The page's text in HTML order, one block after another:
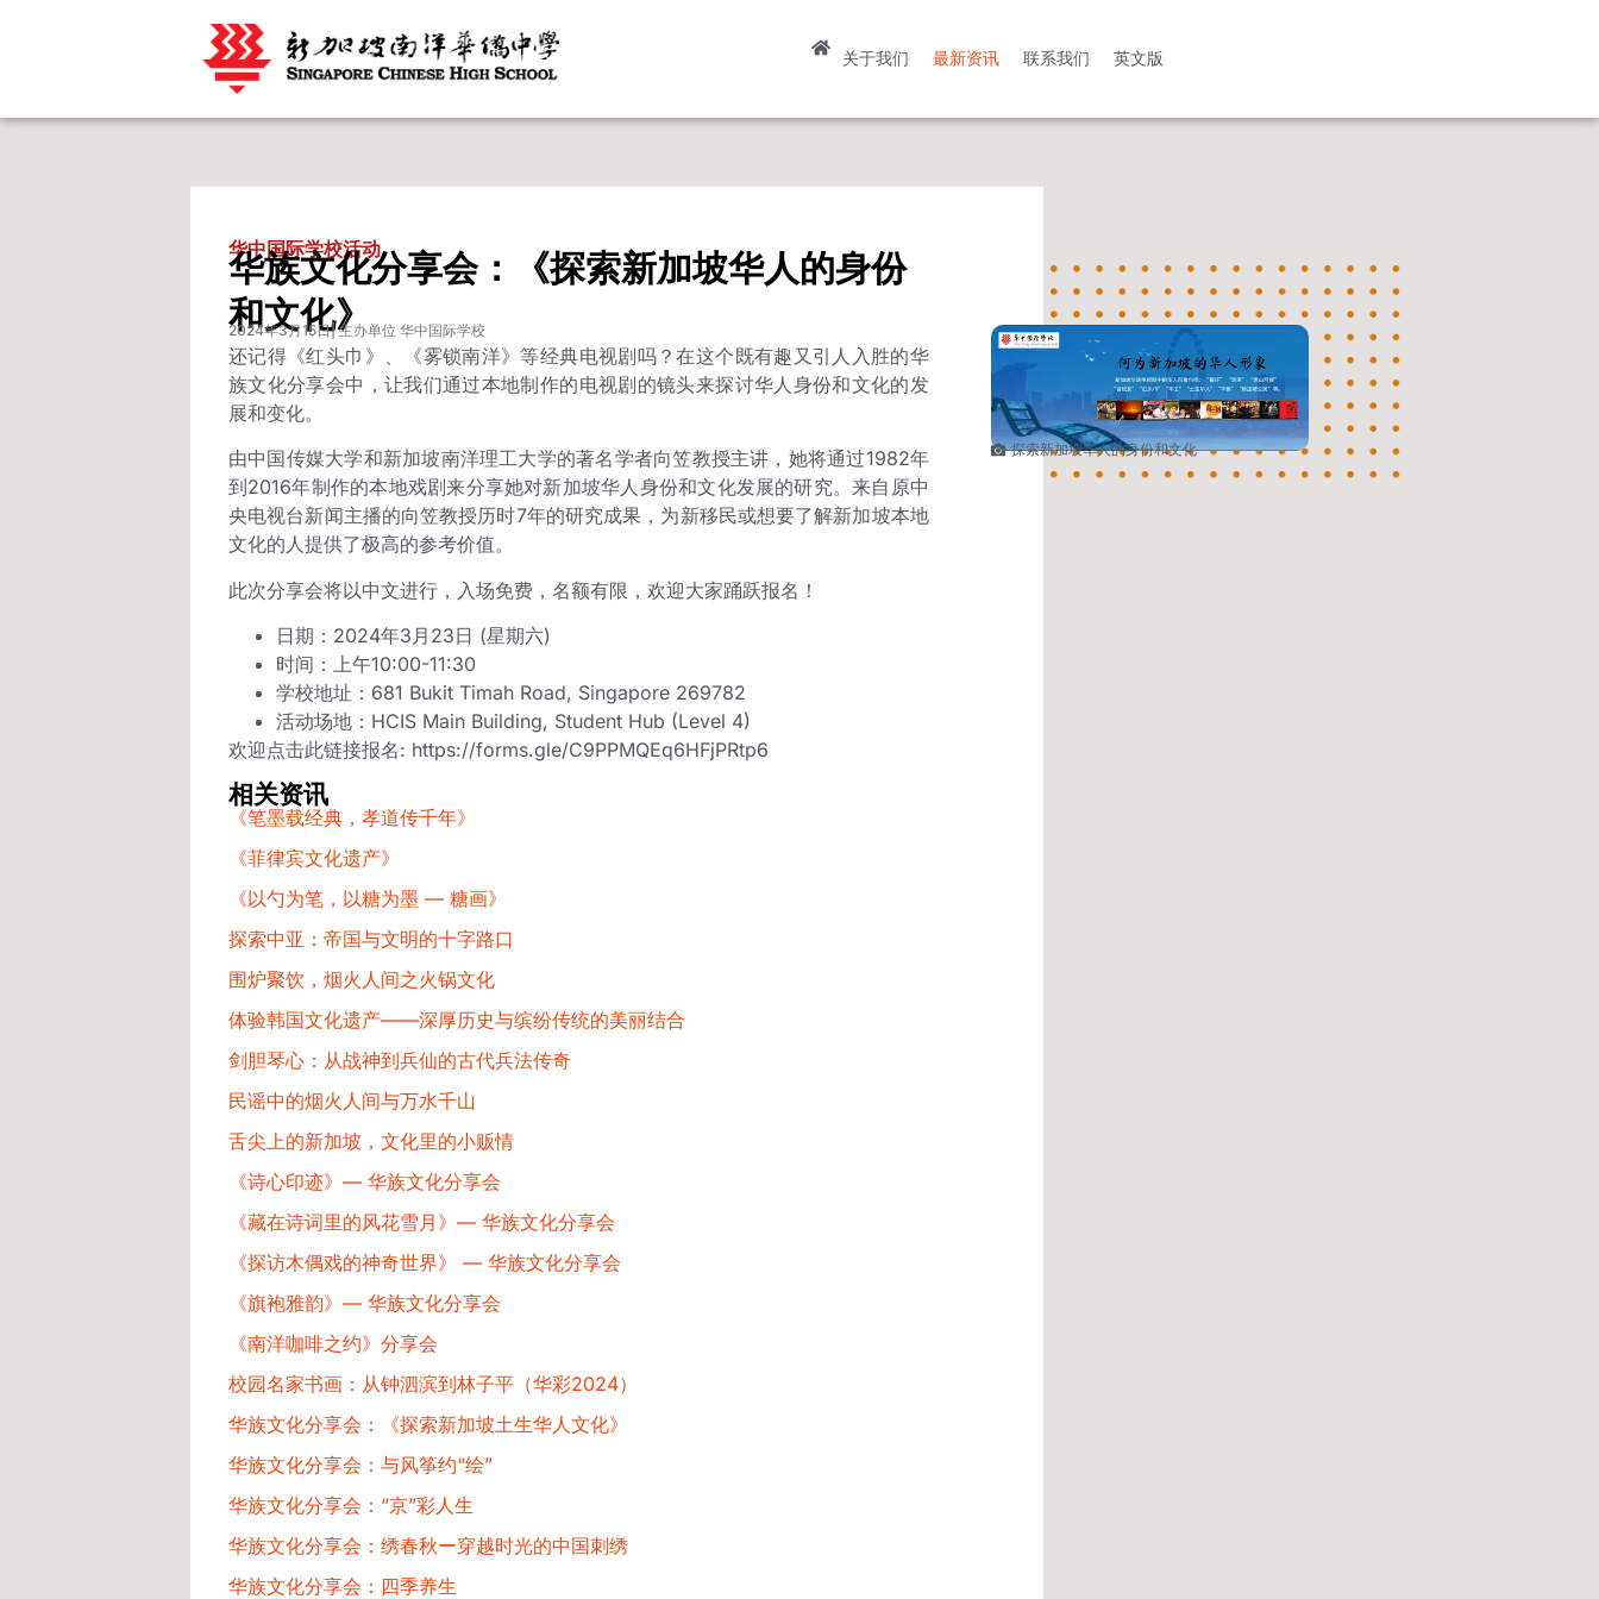
关于我们 最新资讯 联系我们 英文版
华中国际学校活动
华族文化分享会：《探索新加坡华人的身份
和文化》
2024年3月15日| 主办单位 华中国际学校
还记得《红头巾》、《雾锁南洋》等经典电视剧吗？在这个既有趣又引人入胜的华
族文化分享会中，让我们通过本地制作的电视剧的镜头来探讨华人身份和文化的发
展和变化。
由中国传媒大学和新加坡南洋理工大学的著名学者向笠教授主讲，她将通过1982年
到2016年制作的本地戏剧来分享她对新加坡华人身份和文化发展的研究。来自原中
央电视台新闻主播的向笠教授历时7年的研究成果，为新移民或想要了解新加坡本地
文化的人提供了极高的参考价值。
此次分享会将以中文进行，入场免费，名额有限，欢迎大家踊跃报名！
日期：2024年3月23日 (星期六)
时间：上午10:00-11:30
学校地址：681 Bukit Timah Road, Singapore 269782
活动场地：HCIS Main Building, Student Hub (Level 4)
欢迎点击此链接报名: https://forms.gle/C9PPMQEq6HFjPRtp6
相关资讯
《笔墨载经典，孝道传千年》
《菲律宾文化遗产》
《以勺为笔，以糖为墨 — 糖画》
探索中亚：帝国与文明的十字路口
围炉聚饮，烟火人间之火锅文化
体验韩国文化遗产——深厚历史与缤纷传统的美丽结合
剑胆琴心：从战神到兵仙的古代兵法传奇
民谣中的烟火人间与万水千山
舌尖上的新加坡，文化里的小贩情
《诗心印迹》— 华族文化分享会
《藏在诗词里的风花雪月》— 华族文化分享会
《探访木偶戏的神奇世界》 — 华族文化分享会
《旗袍雅韵》— 华族文化分享会
《南洋咖啡之约》分享会
校园名家书画：从钟泗滨到林子平（华彩2024）
华族文化分享会：《探索新加坡土生华人文化》
华族文化分享会：与风筝约“绘”
华族文化分享会：“京”彩人生​
华族文化分享会：绣春秋ー穿越时光的中国刺绣
华族文化分享会：四季养生​
探索新加坡华人的身份和文化